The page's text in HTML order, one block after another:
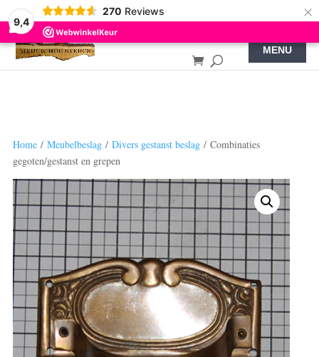
9,4
270 Reviews ×
Home/ Meubelbeslag/ Divers gestanst beslag/ Combinaties
gegoten/gestanst en grepen